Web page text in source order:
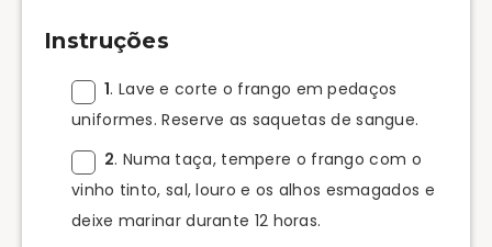
Instruções
1. Lave e corte o frango em pedaços
uniformes. Reserve as saquetas de sangue.
2. Numa taça, tempere o frango com o
vinho tinto, sal, louro e os alhos esmagados e
deixe marinar durante 12 horas.